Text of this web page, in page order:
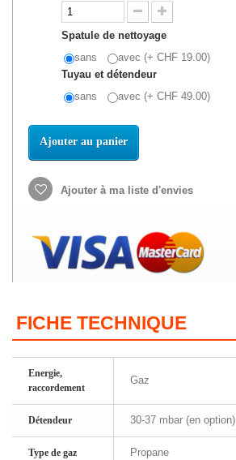
Spatule de nettoyage
sans
avec (+ CHF 19.00)
Tuyau et détendeur
sans
avec (+ CHF 49.00)
Ajouter au panier
Ajouter à ma liste d'envies
FICHE TECHNIQUE
Energie,
raccordement
Gaz
Détendeur 30-37 mbar (en option)
Type de gaz Propane